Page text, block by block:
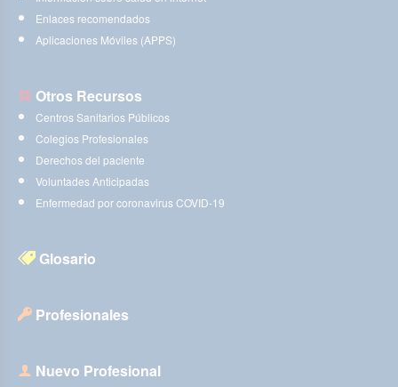
Enlaces recomendados
Aplicaciones Móviles (APPS)
Otros Recursos
Centros Sanitarios Públicos
Colegios Profesionales
Derechos del paciente
Voluntades Anticipadas
Enfermedad por coronavirus COVID-19
Glosario
Profesionales
Nuevo Profesional